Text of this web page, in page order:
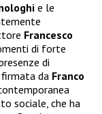
e le
Francesco
di forte
di
firmata da Franco
sociale, che ha